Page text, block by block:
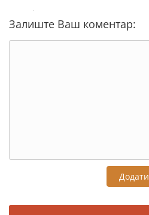
Залиште Ваш коментар:
Додати